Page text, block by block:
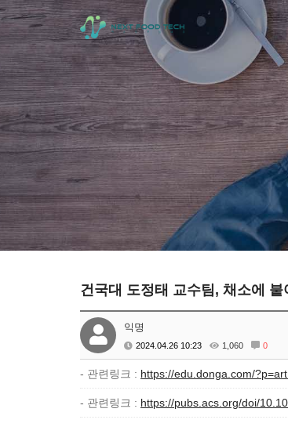
건국대 도정태 교수팀, 채소에
익명
2024.04.26 10:23 1,060 0
- 관련링크 : https://edu.donga.com/
- 관련링크 : https://pubs.acs.org/doi/